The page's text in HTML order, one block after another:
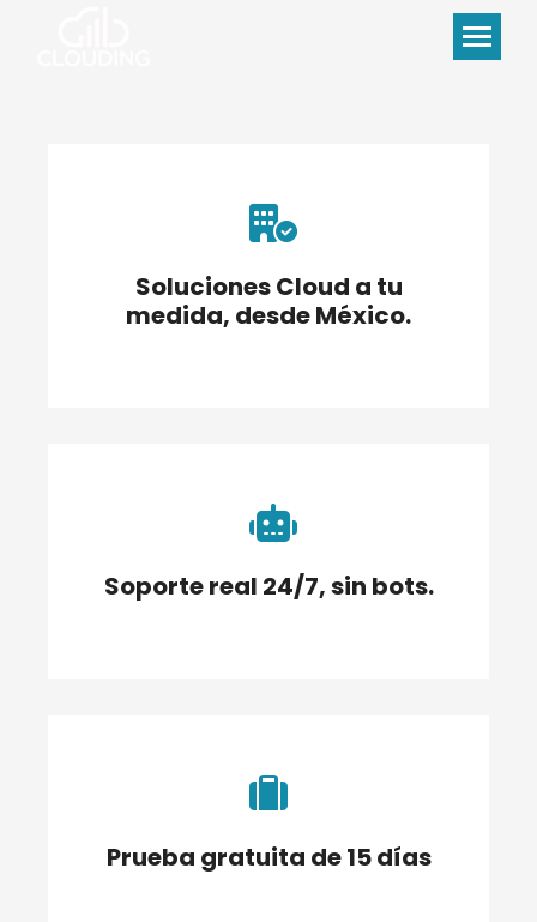
Soluciones Cloud a tu
medida, desde México.
Soporte real 24/7, sin bots.
Prueba gratuita de 15 días